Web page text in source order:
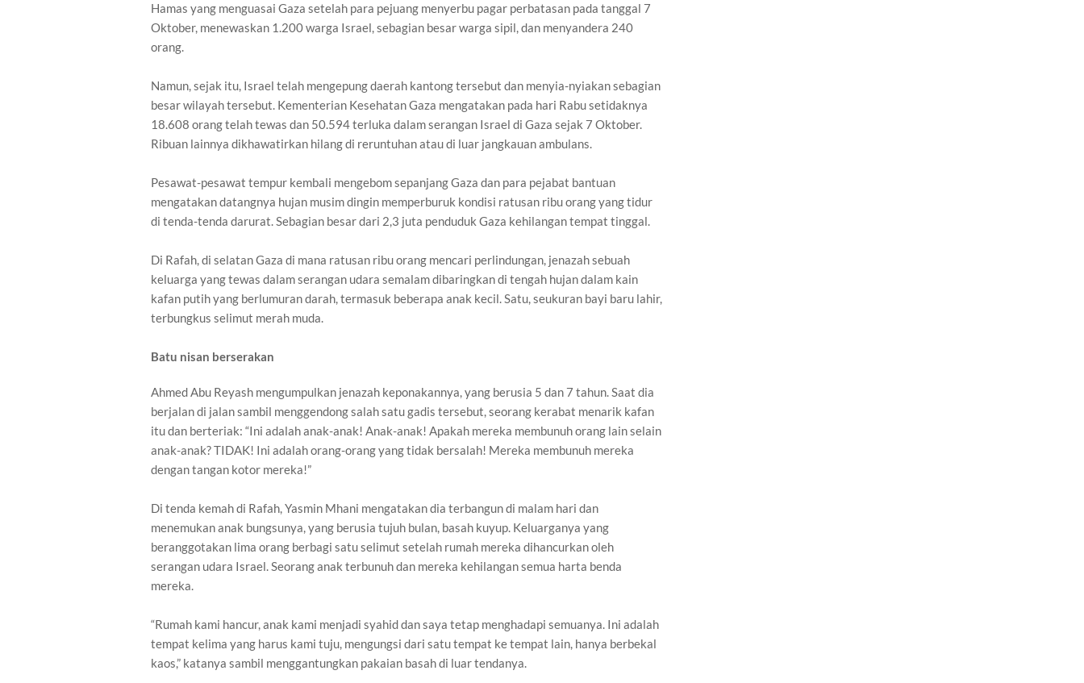
Hamas yang menguasai Gaza setelah para pejuang menyerbu pagar perbatasan pada tanggal 7
Oktober, menewaskan 1.200 warga Israel, sebagian besar warga sipil, dan menyandera 240
orang.
Namun, sejak itu, Israel telah mengepung daerah kantong tersebut dan menyia-nyiakan sebagian
besar wilayah tersebut. Kementerian Kesehatan Gaza mengatakan pada hari Rabu setidaknya
18.608 orang telah tewas dan 50.594 terluka dalam serangan Israel di Gaza sejak 7 Oktober.
Ribuan lainnya dikhawatirkan hilang di reruntuhan atau di luar jangkauan ambulans.
Pesawat-pesawat tempur kembali mengebom sepanjang Gaza dan para pejabat bantuan
mengatakan datangnya hujan musim dingin memperburuk kondisi ratusan ribu orang yang tidur
di tenda-tenda darurat. Sebagian besar dari 2,3 juta penduduk Gaza kehilangan tempat tinggal.
Di Rafah, di selatan Gaza di mana ratusan ribu orang mencari perlindungan, jenazah sebuah
keluarga yang tewas dalam serangan udara semalam dibaringkan di tengah hujan dalam kain
kafan putih yang berlumuran darah, termasuk beberapa anak kecil. Satu, seukuran bayi baru lahir,
terbungkus selimut merah muda.
Batu nisan berserakan
Ahmed Abu Reyash mengumpulkan jenazah keponakannya, yang berusia 5 dan 7 tahun. Saat dia
berjalan di jalan sambil menggendong salah satu gadis tersebut, seorang kerabat menarik kafan
itu dan berteriak: “Ini adalah anak-anak! Anak-anak! Apakah mereka membunuh orang lain selain
anak-anak? TIDAK! Ini adalah orang-orang yang tidak bersalah! Mereka membunuh mereka
dengan tangan kotor mereka!”
Di tenda kemah di Rafah, Yasmin Mhani mengatakan dia terbangun di malam hari dan
menemukan anak bungsunya, yang berusia tujuh bulan, basah kuyup. Keluarganya yang
beranggotakan lima orang berbagi satu selimut setelah rumah mereka dihancurkan oleh
serangan udara Israel. Seorang anak terbunuh dan mereka kehilangan semua harta benda
mereka.
“Rumah kami hancur, anak kami menjadi syahid dan saya tetap menghadapi semuanya. Ini adalah
tempat kelima yang harus kami tuju, mengungsi dari satu tempat ke tempat lain, hanya berbekal
kaos,” katanya sambil menggantungkan pakaian basah di luar tendanya.